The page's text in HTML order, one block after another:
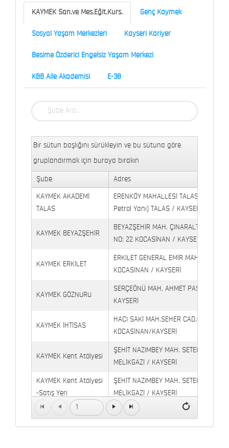
KAYMEK San.ve Mes.Eğit.Kurs. Genç Kaymek
Sosyal Yaşam Merkezleri Kayseri Kariyer
Besime Özderici Engelsiz Yaşam Merkezi
KBB Aile Akademisi E-38
Bir sütun başlığını sürükleyin ve bu sütuna göre
gruplandırmak için buraya bırakın
Şube Adres
KAYMEK AKADEMİ
TALAS
ERENKÖY MAHALLESİ TALAS
Petrol Yanı) TALAS / KAYSERİ
KAYMEK BEYAZŞEHİR
BEYAZŞEHİR MAH. ÇINARALTI
NO: 22 KOCASİNAN / KAYSERİ
KAYMEK ERKİLET
ERKİLET GENERAL EMİR MAH.
KOCASİNAN / KAYSERİ
KAYMEK GÖZNURU
SERÇEÖNÜ MAH. AHMET PAŞA CAD.
KAYSERİ
KAYMEK İHTİSAS
HACI SAKİ MAH.SEHER CAD.(6009
KOCASİNAN/KAYSERİ
KAYMEK Kent Atölyesi
ŞEHİT NAZIMBEY MAH. SETENÖNÜ
MELİKGAZİ / KAYSERİ
KAYMEK Kent Atölyesi
-Satış Yeri
ŞEHİT NAZIMBEY MAH. SETENÖNÜ
MELİKGAZİ / KAYSERİ
Kaymek Köşk Sosyal
Köşk Mahallesi, Orgeneral Eşref Bitlis
1